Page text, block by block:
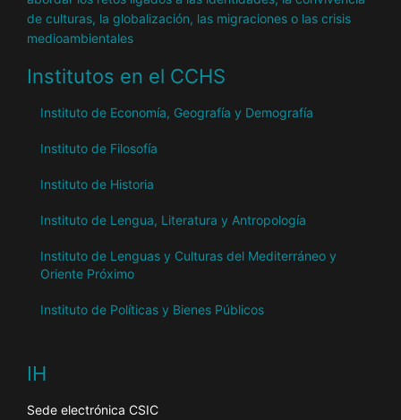
de culturas, la globalización, las migraciones o las crisis
medioambientales
Institutos en el CCHS
Instituto de Economía, Geografía y Demografía
Instituto de Filosofía
Instituto de Historia
Instituto de Lengua, Literatura y Antropología
Instituto de Lenguas y Culturas del Mediterráneo y
Oriente Próximo
Instituto de Políticas y Bienes Públicos
IH
Sede electrónica CSIC